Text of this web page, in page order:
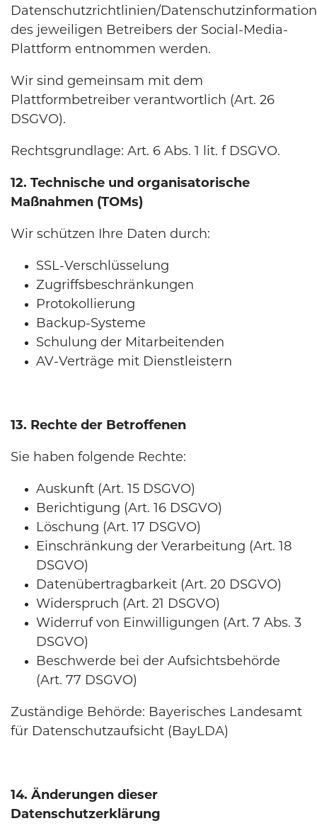
Datenschutzrichtlinien/
des jeweiligen Betreibers der Social-Media-
Plattform entnommen werden.
Wir sind gemeinsam mit dem
Plattformbetreiber verantwortlich (Art. 26
DSGVO).
Rechtsgrundlage: Art. 6 Abs. 1 lit. f DSGVO.
12. Technische und organisatorische
Maßnahmen (TOMs)
Wir schützen Ihre Daten durch:
SSL-Verschlüsselung
Zugriffsbeschränkungen
Protokollierung
Backup-Systeme
Schulung der Mitarbeitenden
AV-Verträge mit Dienstleistern
13. Rechte der Betroffenen
Sie haben folgende Rechte:
Auskunft (Art. 15 DSGVO)
Berichtigung (Art. 16 DSGVO)
Löschung (Art. 17 DSGVO)
Einschränkung der Verarbeitung (Art. 18
DSGVO)
Datenübertragbarkeit (Art. 20 DSGVO)
Widerspruch (Art. 21 DSGVO)
Widerruf von Einwilligungen (Art. 7 Abs. 3
DSGVO)
Beschwerde bei der Aufsichtsbehörde
(Art. 77 DSGVO)
Zuständige Behörde: Bayerisches Landesamt
für Datenschutzaufsicht (BayLDA)
14. Änderungen dieser
Datenschutzerklärung